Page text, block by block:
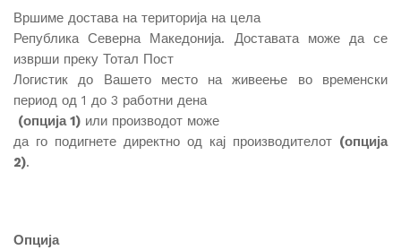
Вршиме достава на територија на цела
Република Северна Македонија. Доставата може да се
изврши преку Тотал Пост
Логистик до Вашето место на живеење во временски
период од 1 до 3 работни дена
(опција 1) или производот може
да го подигнете директно од кај производителот (опција
2).
Опција